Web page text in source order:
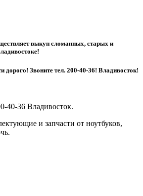
выкуп сломанных, старых и
дорого! Звоните тел. 200-40-36! Владивосток!
40-36 Владивосток.
и запчасти от ноутбуков,